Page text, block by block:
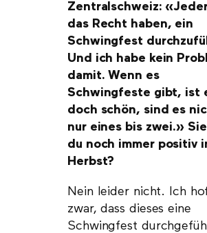
Zentralschweiz: «Jeder
das Recht haben, ein
Schwingfest
Und ich habe kein
damit. Wenn es
Schwingfeste gibt, ist
doch schön, sind es
nur eines bis zwei.»
du noch immer positiv
Herbst?
Nein leider nicht. Ich
zwar, dass dieses eine
Schwingfest